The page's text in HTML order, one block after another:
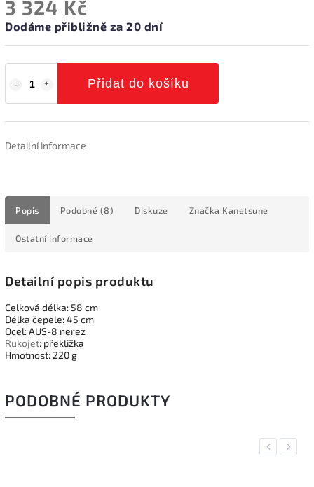
3 324 Kč
Dodáme přibližně za 20 dní
Přidat do košíku
Detailní informace
Popis Podobné (8) Diskuze Značka Kanetsune
Ostatní informace
Detailní popis produktu
Celková délka: 58 cm
Délka čepele: 45 cm
Ocel: AUS-8 nerez
Rukojeť: překližka
Hmotnost: 220 g
PODOBNÉ PRODUKTY
Previous
Next